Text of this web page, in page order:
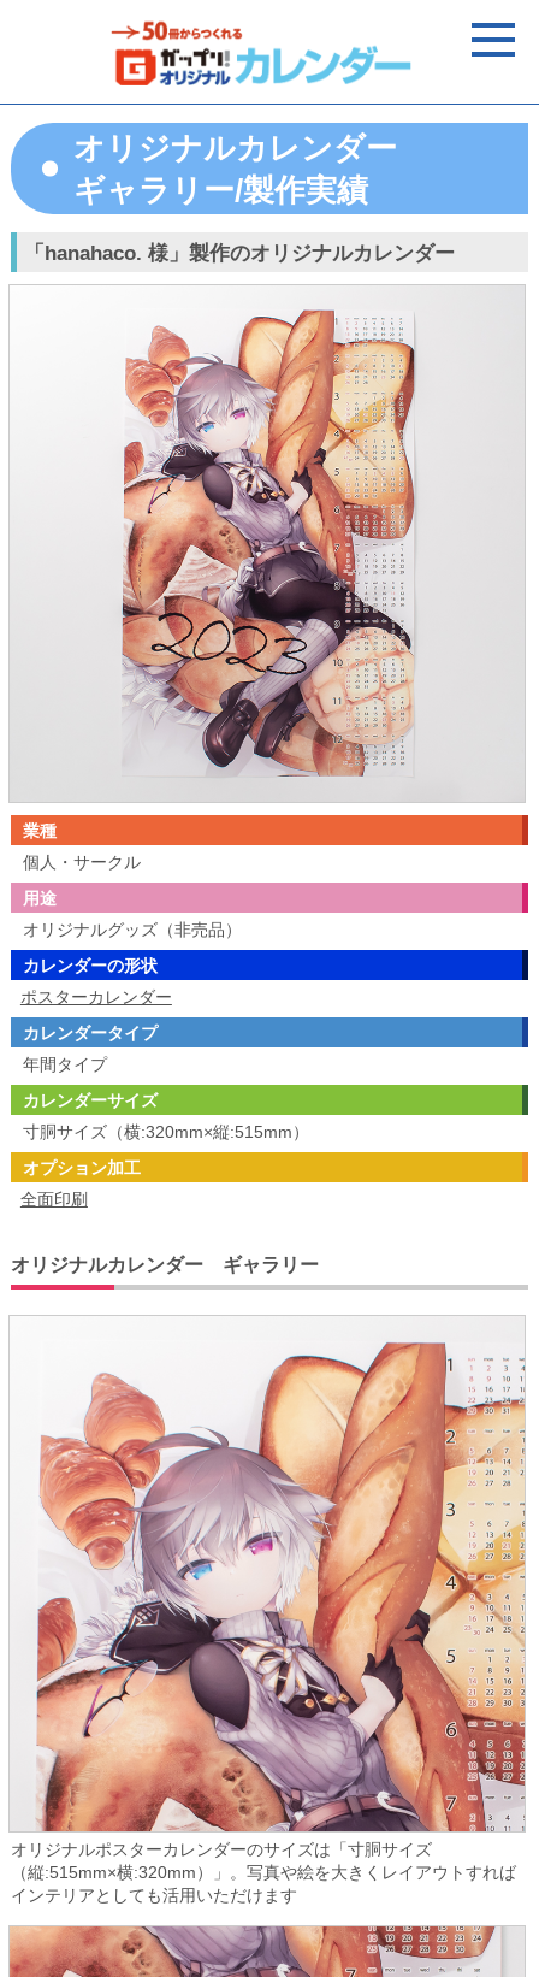
オリジナルカレンダー
ギャラリー/製作実績
「hanahaco. 様」製作のオリジナルカレンダー
業種
個人・サークル
用途
オリジナルグッズ（非売品）
カレンダーの形状
ポスターカレンダー
カレンダータイプ
年間タイプ
カレンダーサイズ
寸胴サイズ（横:320mm×縦:515mm）
オプション加工
全面印刷
オリジナルカレンダー ギャラリー
オリジナルポスターカレンダーのサイズは「寸胴サイズ
（縦:515mm×横:320mm）」。写真や絵を大きくレイアウトすれば
インテリアとしても活用いただけます